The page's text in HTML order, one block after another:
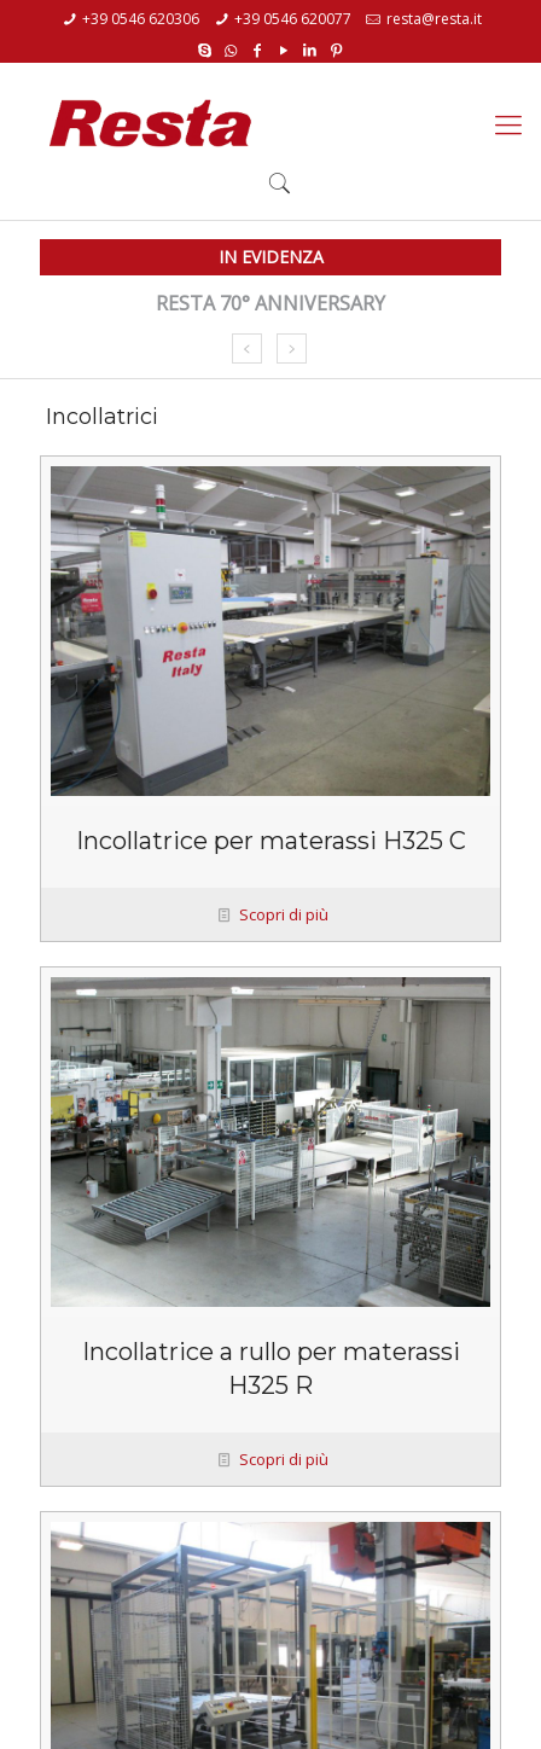
+39 0546 620306 +39 0546 620077 resta@resta.it
IN EVIDENZA
RESTA 70° ANNIVERSARY
Incollatrici
Incollatrice per materassi H325 C
Scopri di più
Incollatrice a rullo per materassi
H325 R
Scopri di più